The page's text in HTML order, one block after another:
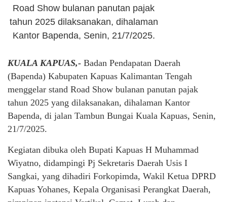
Road Show bulanan panutan pajak
tahun 2025 dilaksanakan, dihalaman
Kantor Bapenda, Senin, 21/7/2025.
KUALA KAPUAS,- Badan Pendapatan Daerah
(Bapenda) Kabupaten Kapuas Kalimantan Tengah
menggelar stand Road Show bulanan panutan pajak
tahun 2025 yang dilaksanakan, dihalaman Kantor
Bapenda, di jalan Tambun Bungai Kuala Kapuas, Senin,
21/7/2025.
Kegiatan dibuka oleh Bupati Kapuas H Muhammad
Wiyatno, didampingi Pj Sekretaris Daerah Usis I
Sangkai, yang dihadiri Forkopimda, Wakil Ketua DPRD
Kapuas Yohanes, Kepala Organisasi Perangkat Daerah,